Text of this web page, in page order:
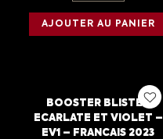
AJOUTER AU PANIER
BOOSTER BLISTER
ECARLATE ET VIOLET –
EV1 – FRANCAIS 2023